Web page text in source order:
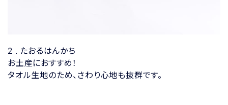
2 . たおるはんかち
お土産におすすめ！
タオル生地のため、さわり心地も抜群です。